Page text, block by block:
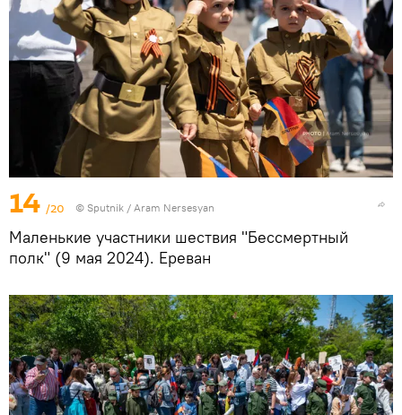
14 /20 © Sputnik / Aram Nersesyan
Маленькие участники шествия "Бессмертный
полк" (9 мая 2024). Еревaн